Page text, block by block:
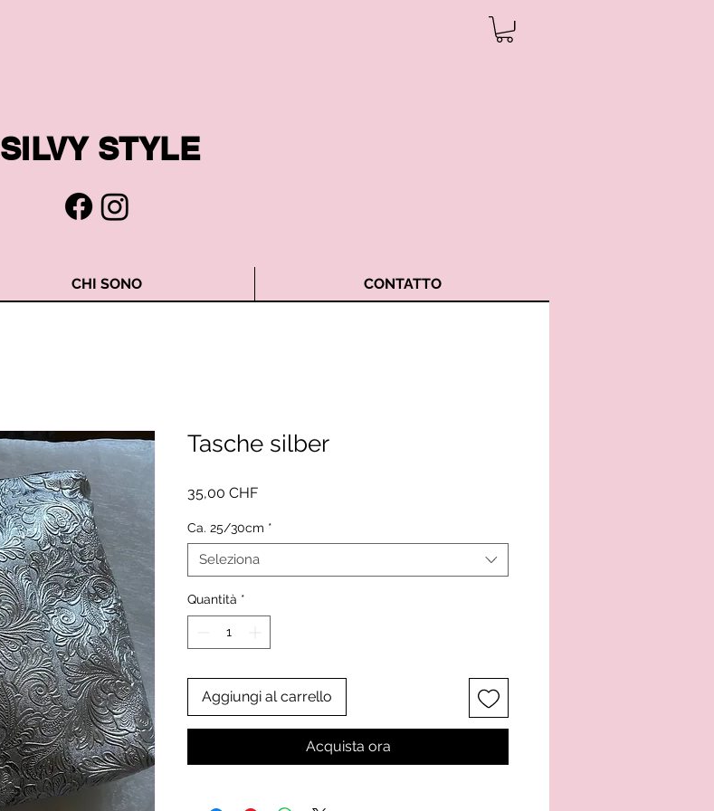
SILVY STYLE
CHI SONO CONTATTO
Tasche silber
35,00 CHFPrezzo
Ca. 25/30cm *
Seleziona
Quantità *
Aggiungi al carrello
Acquista ora